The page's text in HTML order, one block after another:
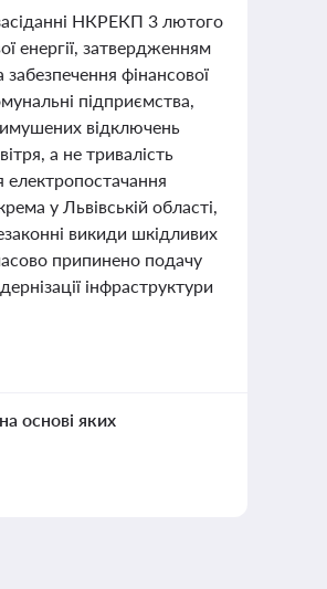
НКРЕКП 3 лютого
енергії, затвердженням
фінансової
підприємства,
відключень
а не тривалість
електропостачання
у Львівській області,
викиди шкідливих
припинено подачу
інфраструктури
основі яких